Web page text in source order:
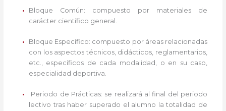
Bloque Común: compuesto por materiales de
carácter científico general.
Bloque Específico: compuesto por áreas relacionadas
con los aspectos técnicos, didácticos, reglamentarios,
etc., específicos de cada modalidad, o en su caso,
especialidad deportiva.
Periodo de Prácticas: se realizará al final del periodo
lectivo tras haber superado el alumno la totalidad de